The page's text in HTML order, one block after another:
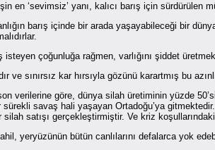
en ‘sevimsiz’ yanı, kalıcı barış için sürdürülen
barış içinde bir arada yaşayabileceği bir
çoğunluğa rağmen, varlığını şiddet
ve sınırsız kar hırsıyla gözünü karartmış bu
verilerine göre, dünya silah üretiminin yüzde
sürekli savaş hali yaşayan Ortadoğu’ya
satışı gerçekleştirmiştir. Ve kriz
yeryüzünün bütün canlılarını defalarca yok